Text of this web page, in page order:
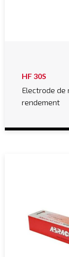
HF 30S
Electrode de
rendement